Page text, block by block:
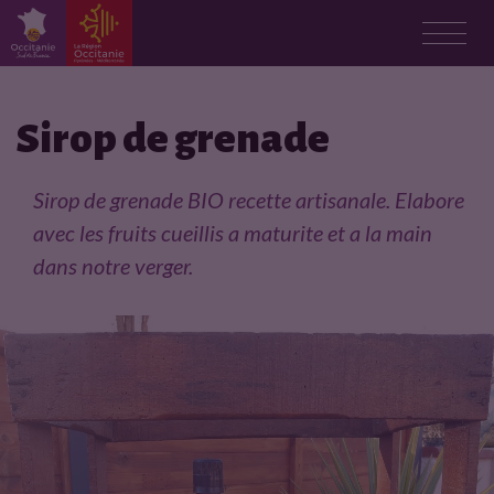
p
r
o
Sirop de grenade
Sirop de grenade BIO recette artisanale. Elabore
avec les fruits cueillis a maturite et a la main
dans notre verger.